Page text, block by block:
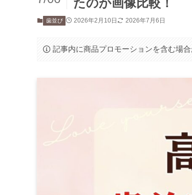
たのか画像比較！
歯並び 2026年2月10日 2026年7月6日
記事内に商品プロモーションを含む場合